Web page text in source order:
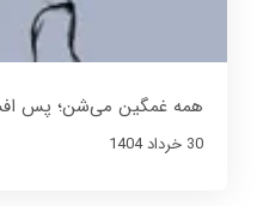
همه غمگین می‌شن؛ پس
30 خرداد 1404